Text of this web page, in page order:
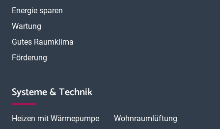
Energie sparen
Wartung
Gutes Raumklima
Förderung
Systeme & Technik
Heizen mit Wärmepumpe
Wohnraumlüftung